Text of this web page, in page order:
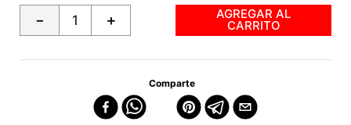
＋
－ AGREGAR AL
CARRITO
Comparte